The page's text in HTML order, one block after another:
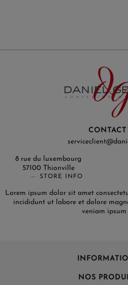
CONTACT
8 rue du luxembourg
57100 Thionville
STORE INFO
Lorem ipsum dolor sit amet
incididunt ut labore et dolore
veniam ipsum
NOS